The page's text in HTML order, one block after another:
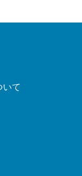
いて